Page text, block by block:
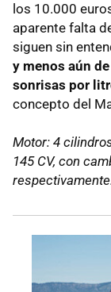
los 10.000
aparente falta
siguen sin
y menos aún
sonrisas por
concepto del
Motor: 4
145 CV, con